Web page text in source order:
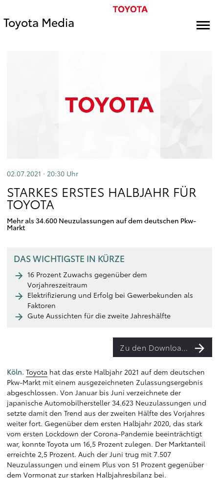
Toyota Media
02.07.2021 · 20:30 Uhr
STARKES ERSTES HALBJAHR FÜR
TOYOTA
Mehr als 34.600 Neuzulassungen auf dem deutschen Pkw-
Markt
DAS WICHTIGSTE IN KÜRZE
16 Prozent Zuwachs gegenüber dem
Vorjahreszeitraum
Elektrifizierung und Erfolg bei Gewerbekunden als
Faktoren
Gute Aussichten für die zweite Jahreshälfte
Zu den Downloads
Köln. Toyota hat das erste Halbjahr 2021 auf dem deutschen
Pkw-Markt mit einem ausgezeichneten Zulassungsergebnis
abgeschlossen. Von Januar bis Juni verzeichnete der
japanische Automobilhersteller 34.623 Neuzulassungen und
setzte damit den Trend aus der zweiten Hälfte des Vorjahres
weiter fort. Gegenüber dem ersten Halbjahr 2020, das stark
vom ersten Lockdown der Corona-Pandemie beeinträchtigt
war, konnte Toyota um 16,5 Prozent zulegen. Der Marktanteil
erreichte 2,5 Prozent. Auch der Juni trug mit 7.507
Neuzulassungen und einem Plus von 51 Prozent gegenüber
dem Vormonat zur starken Halbjahresbilanz bei.